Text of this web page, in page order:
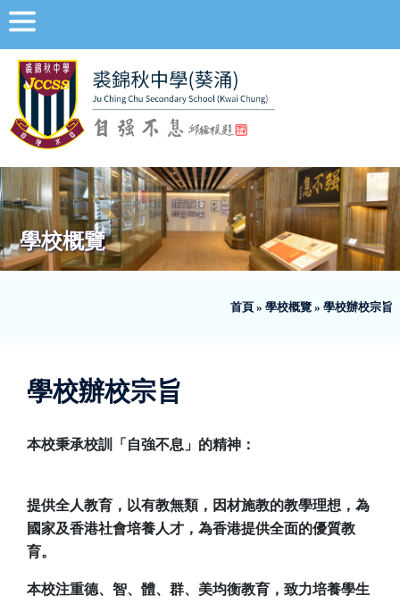
學校概覽
首頁 » 學校概覽 » 學校辦校宗旨
學校辦校宗旨
本校秉承校訓「自強不息」的精神：
提供全人教育，以有教無類，因材施教的教學理想，為
國家及香港社會培養人才，為香港提供全面的優質教
育。
本校注重德、智、體、群、美均衡教育，致力培養學生